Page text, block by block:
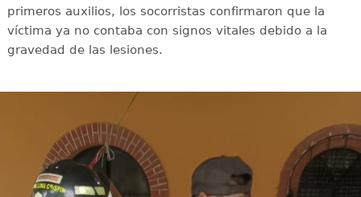
primeros auxilios, los socorristas confirmaron que la
víctima ya no contaba con signos vitales debido a la
gravedad de las lesiones.